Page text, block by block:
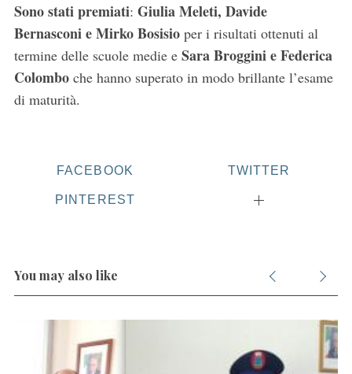
Sono stati premiati: Giulia Meleti, Davide
Bernasconi e Mirko Bosisioper i risultati ottenuti al
termine delle scuole medie e Sara Broggini e Federica
Colomboche hanno superato in modo brillante l’esame
di maturità.
FACEBOOK TWITTER
PINTEREST
You may also like
a